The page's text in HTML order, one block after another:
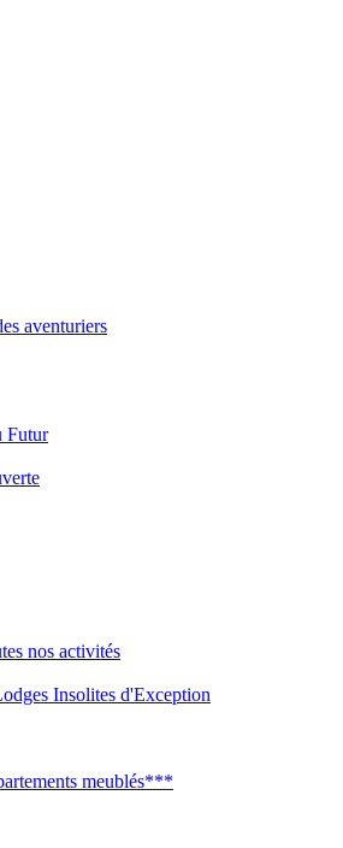
aventuriers
Futur
nos activités
Insolites d'Exception
meublés***